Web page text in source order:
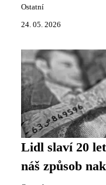
Ostatní
24. 05. 2026
Lidl slaví 20
náš způsob